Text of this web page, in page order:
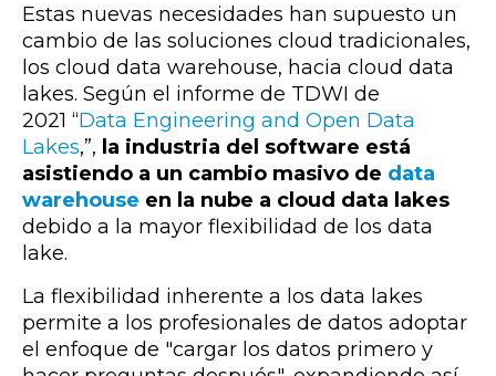
Estas nuevas necesidades han supuesto un
cambio de las soluciones cloud tradicionales,
los cloud data warehouse, hacia cloud data
lakes. Según el informe de TDWI de
2021 “Data Engineering and Open Data
Lakes,”, la industria del software está
asistiendo a un cambio masivo de data
warehouse en la nube a cloud data lakes
debido a la mayor flexibilidad de los data
lake.
La flexibilidad inherente a los data lakes
permite a los profesionales de datos adoptar
el enfoque de "cargar los datos primero y